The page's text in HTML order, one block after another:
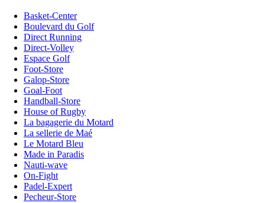
Basket-Center
Boulevard du Golf
Direct Running
Direct-Volley
Espace Golf
Foot-Store
Galop-Store
Goal-Foot
Handball-Store
House of Rugby
La bagagerie du Motard
La sellerie de Maé
Le Motard Bleu
Made in Paradis
Nauti-wave
On-Fight
Padel-Expert
Pecheur-Store